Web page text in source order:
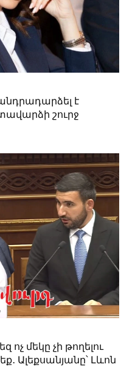
է
շուրջ
ոչ մեկը չի թողելու
Ալեքսանյանը՝ Լևոն